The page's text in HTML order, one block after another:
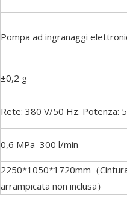
Pompa ad ingranaggi
±0,2 g
Rete: 380 V/50 Hz. Potenza:
0,6 MPa 300 l/min
2250*1050*1720mm（
arrampicata non inclusa）